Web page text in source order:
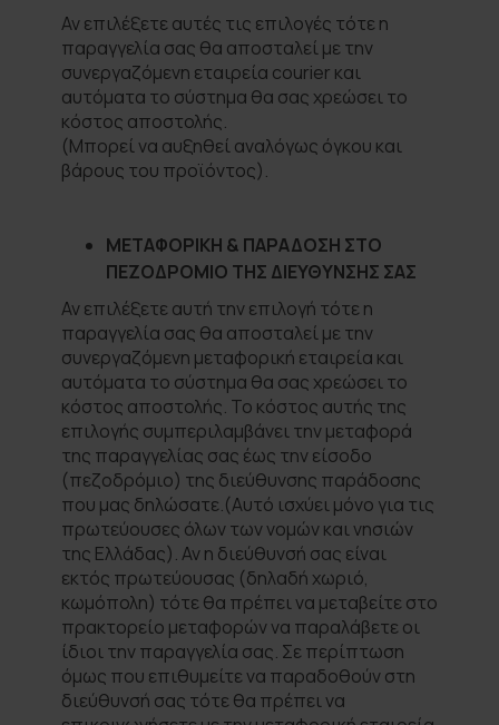
Αν επιλέξετε αυτές τις επιλογές τότε η
παραγγελία σας θα αποσταλεί με την
συνεργαζόμενη εταιρεία courier και
αυτόματα το σύστημα θα σας χρεώσει το
κόστος αποστολής.
(Μπορεί να αυξηθεί αναλόγως όγκου και
βάρους του προϊόντος).
ΜΕΤΑΦΟΡΙΚΗ & ΠΑΡΑΔΟΣΗ ΣΤΟ
ΠΕΖΟΔΡΟΜΙΟ ΤΗΣ ΔΙΕΥΘΥΝΣΗΣ ΣΑΣ
Αν επιλέξετε αυτή την επιλογή τότε η
παραγγελία σας θα αποσταλεί με την
συνεργαζόμενη μεταφορική εταιρεία και
αυτόματα το σύστημα θα σας χρεώσει το
κόστος αποστολής. Το κόστος αυτής της
επιλογής συμπεριλαμβάνει την μεταφορά
της παραγγελίας σας έως την είσοδο
(πεζοδρόμιο) της διεύθυνσης παράδοσης
που μας δηλώσατε.(Αυτό ισχύει μόνο για τις
πρωτεύουσες όλων των νομών και νησιών
της Ελλάδας). Αν η διεύθυνσή σας είναι
εκτός πρωτεύουσας (δηλαδή χωριό,
κωμόπολη) τότε θα πρέπει να μεταβείτε στο
πρακτορείο μεταφορών να παραλάβετε οι
ίδιοι την παραγγελία σας. Σε περίπτωση
όμως που επιθυμείτε να παραδοθούν στη
διεύθυνσή σας τότε θα πρέπει να